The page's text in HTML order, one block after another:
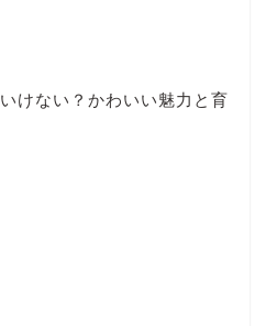
けない？かわいい魅力と育